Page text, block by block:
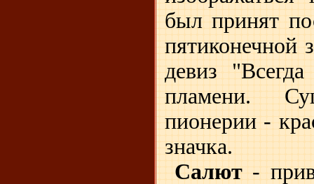
был принят
пятиконечной
девиз
пламени.
пионерии -
значка.
Салют -